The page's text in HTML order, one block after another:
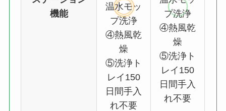
機能
温水モッ
プ洗浄
④熱風乾
燥
⑤洗浄ト
レイ150
日間手入
れ不要
プ洗浄
④熱風乾
燥
⑤洗浄ト
レイ150
日間手入
れ不要